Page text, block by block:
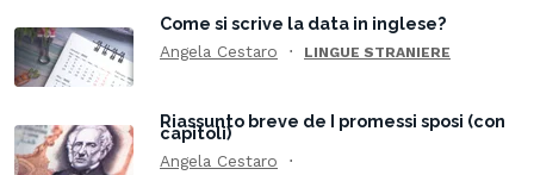
Come si scrive la data in inglese?
Angela Cestaro LINGUE STRANIERE
Riassunto breve de I promessi sposi (con
capitoli)
Angela Cestaro